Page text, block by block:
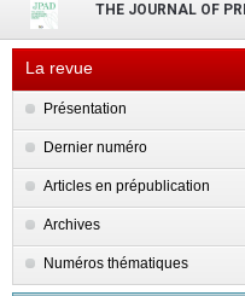
THE JOURNAL OF
La revue
Présentation
Dernier numéro
Articles en prépublication
Archives
Numéros thématiques